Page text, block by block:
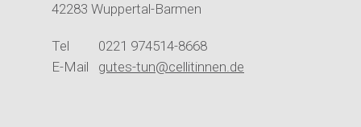
42283 Wuppertal-Barmen
Tel 0221 974514-8668
E-Mail gutes-tun@cellitinnen.de